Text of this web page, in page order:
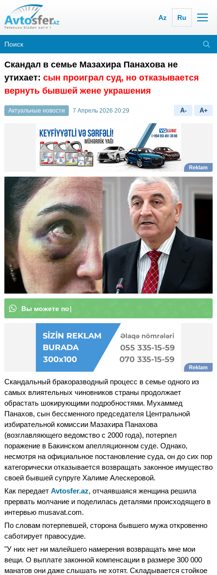
Az Ru
Скандал в семье Мазахира Панахова не
утихает: сын проиграл суд, но отказывается
вернуть бывшей жене украшения
Актуальные новости 7 Апрель 2026 20:29 A- A+
Вы може|
Скандальный бракоразводный процесс в семье одного из
самых влиятельных чиновников страны продолжает
обрастать шокирующими подробностями. Мухаммед
Панахов, сын бессменного председателя Центральной
избирательной комиссии Мазахира Панахова
(возглавляющего ведомство с 2000 года), потерпел
поражение в Бакинском апелляционном суде. Однако,
несмотря на официальное постановление суда, он до сих пор
категорически отказывается возвращать законное имущество
своей бывшей супруге Халиме Алескеровой.
Как передает Avtosfer.az, отчаявшаяся женщина решила
прервать молчание и поделилась деталями происходящего в
интервью musavat.com.
По словам потерпевшей, сторона бывшего мужа откровенно
саботирует правосудие.
"У них нет ни малейшего намерения возвращать мне мои
вещи. О выплате законной компенсации в размере 300 000
манатов они даже слышать не хотят. Складывается стойкое